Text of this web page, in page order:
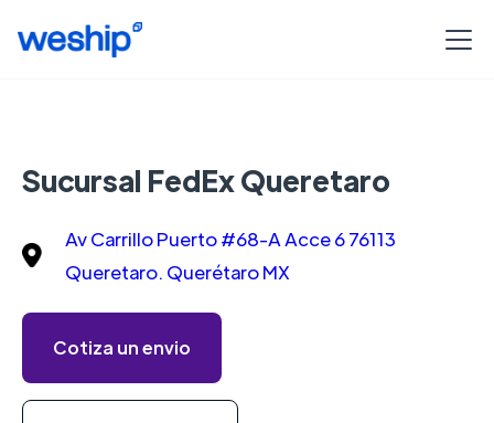
Sucursal FedEx Queretaro
Av Carrillo Puerto #68-A Acce 6 76113
Queretaro. Querétaro MX
Cotiza un envio